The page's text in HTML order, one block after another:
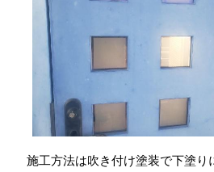
施工方法は吹き付け塗装で下塗